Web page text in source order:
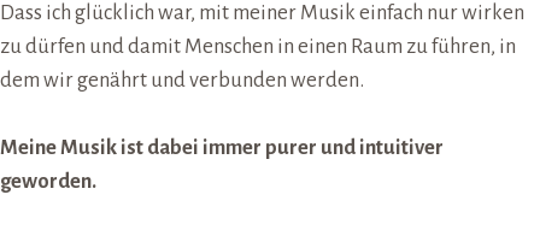
Dass ich glücklich war, mit meiner Musik einfach nur wirken
zu dürfen und damit Menschen in einen Raum zu führen, in
dem wir genährt und verbunden werden.
Meine Musik ist dabei immer purer und intuitiver
geworden.